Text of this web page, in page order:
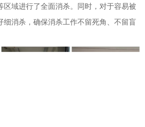
区域进行了全面消杀。同时，对于容易被
细消杀，确保消杀工作不留死角、不留盲